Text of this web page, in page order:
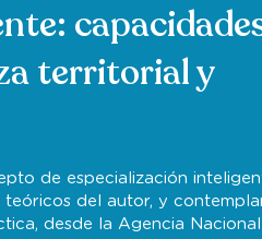
territorial y
de especialización
del autor, y
desde la Agencia